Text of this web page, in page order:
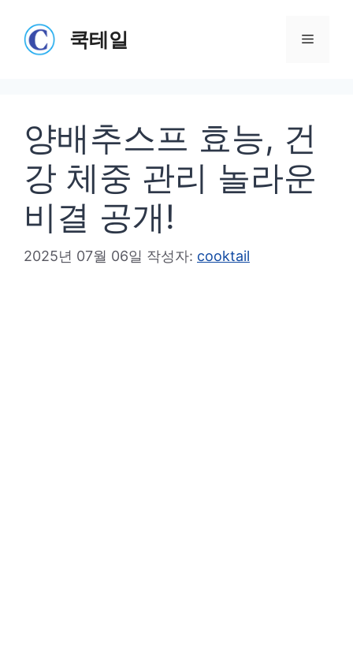
쿡테일 메
양배추스프 효능, 건
강 체중 관리 놀라운
비결 공개!
2025년 07월 06일 작성자: cooktail